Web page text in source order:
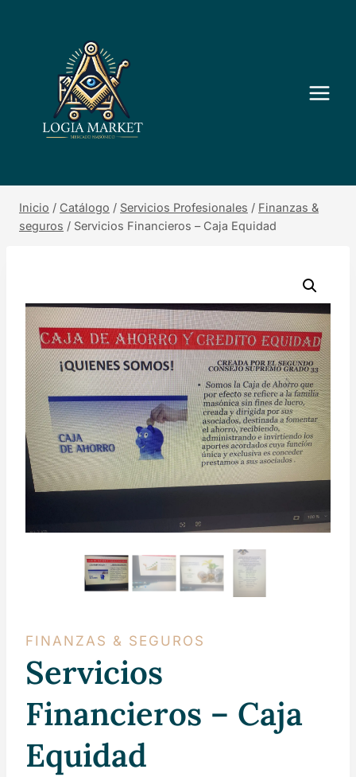
Inicio / Catálogo / Servicios Profesionales / Finanzas &
seguros / Servicios Financieros – Caja Equidad
FINANZAS & SEGUROS
Servicios
Financieros – Caja
Equidad